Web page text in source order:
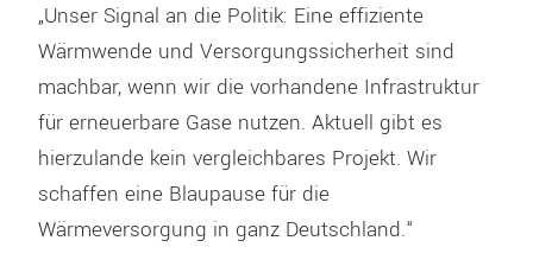
„Unser Signal an die Politik: Eine effiziente
Wärmwende und Versorgungssicherheit sind
machbar, wenn wir die vorhandene Infrastruktur
für erneuerbare Gase nutzen. Aktuell gibt es
hierzulande kein vergleichbares Projekt. Wir
schaffen eine Blaupause für die
Wärmeversorgung in ganz Deutschland.“